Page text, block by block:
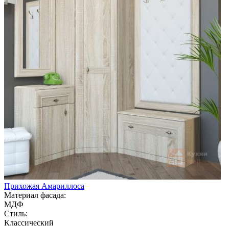
Прихожая Амариллоса
Материал фасада:
МДФ
Стиль:
Классический